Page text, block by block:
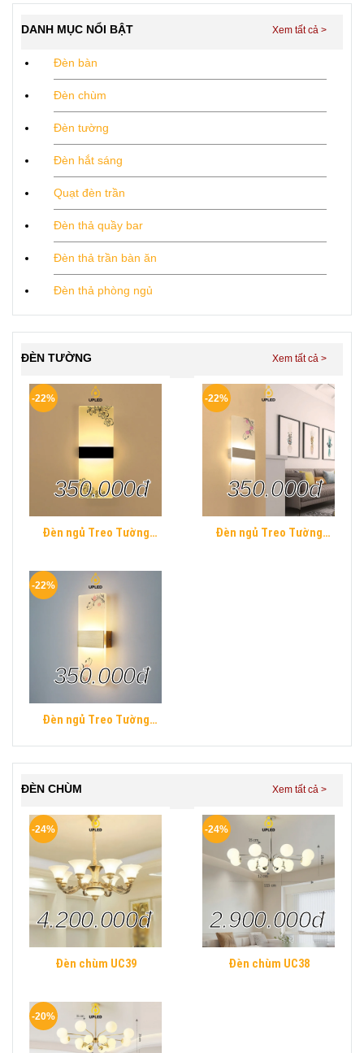
DANH MỤC NỔI BẬT
Đèn bàn
Đèn chùm
Đèn tường
Đèn hắt sáng
Quạt đèn trần
Đèn thả quầy bar
Đèn thả trần bàn ăn
Đèn thả phòng ngủ
ĐÈN TƯỜNG
Đèn ngủ Treo Tường
ngủ hình khối chữ nhật
Hiện Đại
350.000đ
-22%
Đèn ngủ Treo Tường
350.000đ
-22%
Đèn ngủ Treo Tường
350.000đ
-22%
ĐÈN CHÙM
Đèn chùm UC39
4.200.000đ
-24%
Đèn chùm UC38
2.900.000đ
-24%
-20%